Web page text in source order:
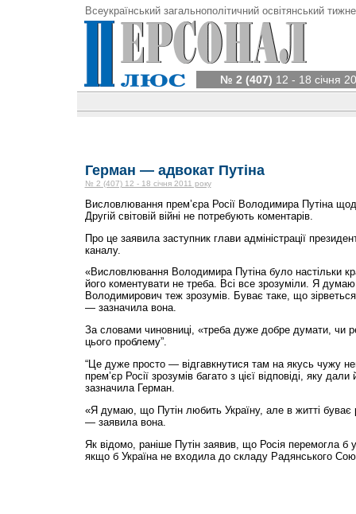
Всеукраїнський загальнополітичний освітянський
№ 2 (407) 12 - 18 січня
Герман — адвокат Путіна
№ 2 (407) 12 - 18 січня 2011 року
Висловлювання прем’єра Росії Володимира Путіна
Другій світовій війні не потребують коментарів.
Про це заявила заступник глави адміністрації
каналу.
«Висловлювання Володимира Путіна було настільки
його коментувати не треба. Всі все зрозуміли. Я
Володимирович теж зрозумів. Буває таке, що
— зазначила вона.
За словами чиновниці, «треба дуже добре думати, чи
цього проблему”.
“Це дуже просто — відгавкнутися там на якусь чужу
прем’єр Росії зрозумів багато з цієї відповіді, яку
зазначила Герман.
«Я думаю, що Путін любить Україну, але в житті
— заявила вона.
Як відомо, раніше Путін заявив, що Росія перемогла б у
якщо б Україна не входила до складу Радянського